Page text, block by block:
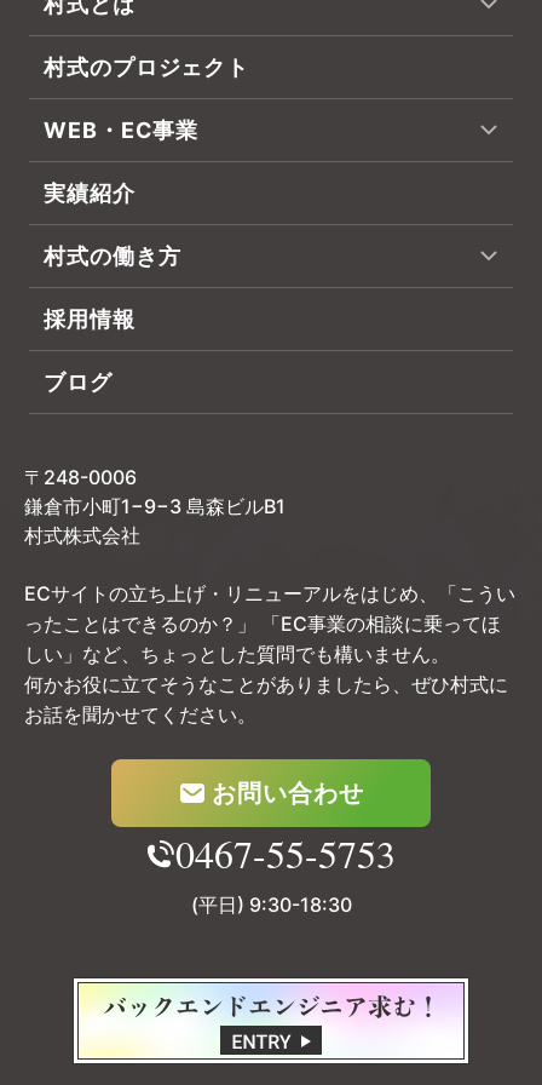
村式のプロジェクト
WEB・EC事業
実績紹介
村式の働き方
採用情報
ブログ
〒248-0006
鎌倉市小町1−9−3 島森ビルB1
村式株式会社
ECサイトの立ち上げ・リニューアルをはじめ、「こうい
ったことはできるのか？」
「EC事業の相談に乗ってほ
しい」など、ちょっとした質問でも構いません。
何かお役に立てそうなことがありましたら、ぜひ村式に
お話を聞かせてください。
お問い合わせ
0467-55-5753
(平日) 9:30-18:30